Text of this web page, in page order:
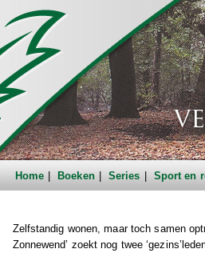
Home Boeken Series Sport en
Zelfstandig wonen, maar toch samen
Zonnewend’ zoekt nog twee